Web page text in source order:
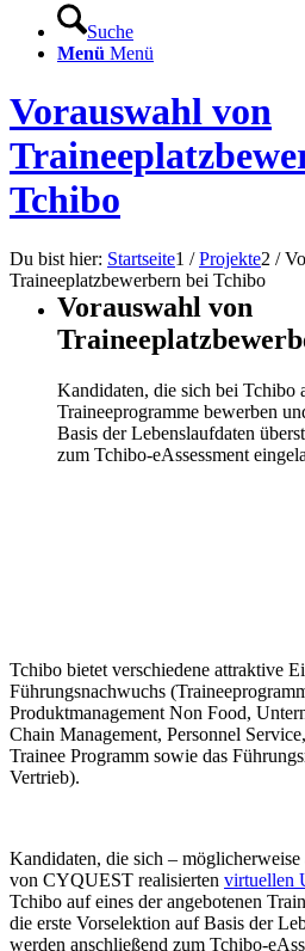
Suche
Menü Menü
Vorauswahl von
Tchibo
Du bist hier: Startseite1 / Projekte2 /
Traineeplatzbewerbern bei Tchibo
Vorauswahl von
Kandidaten, die sich bei Tchibo
Traineeprogramme bewerben
Basis der Lebenslaufdaten
zum Tchibo-eAssessment
Tchibo bietet verschiedene attraktive
Führungsnachwuchs
Produktmanagement Non Food,
Chain Management, Personnel
Trainee Programm sowie das
Vertrieb).
Kandidaten, die sich –
von CYQUEST realisierten virtuellen
Tchibo auf eines der angebotenen
die erste Vorselektion auf Basis der
werden anschließend zum Tchibo-